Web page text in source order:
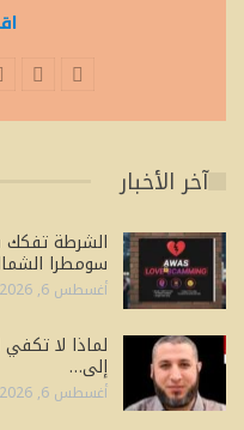
آخر الأخبار
الشرطة تفكك
سومطرا
أغسطس 6, 2026
لماذا لا
إلى…
أغسطس 6, 2026